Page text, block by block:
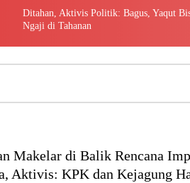
Ditahan, Aktivis Politik: Bagus, Yaqut
Ngaji di Tahanan
Makelar di Balik Rencana
Aktivis: KPK dan Kejagung